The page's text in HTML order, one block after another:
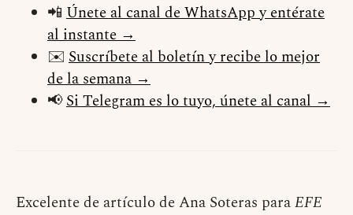
📲 Únete al canal de WhatsApp y entérate
al instante →
✉️ Suscríbete al boletín y recibe lo mejor
de la semana →
📢Si Telegram es lo tuyo, únete al canal →
Excelente de artículo de Ana Soteras paraEFE